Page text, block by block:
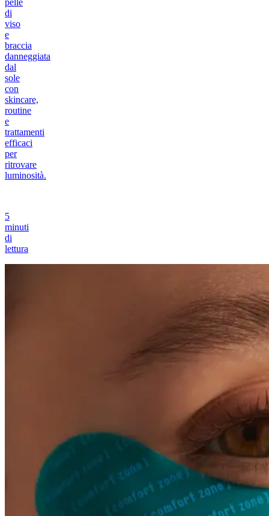
pelle
di
viso
e
braccia
danneggiata
dal
sole
con
skincare,
routine
e
trattamenti
efficaci
per
ritrovare
luminosità.
5
minuti
di
lettura